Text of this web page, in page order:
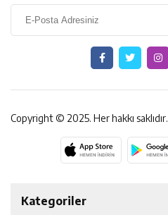
Copyright © 2025. Her hakkı saklıdır.
Kategoriler